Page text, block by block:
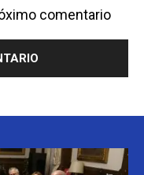
comentario